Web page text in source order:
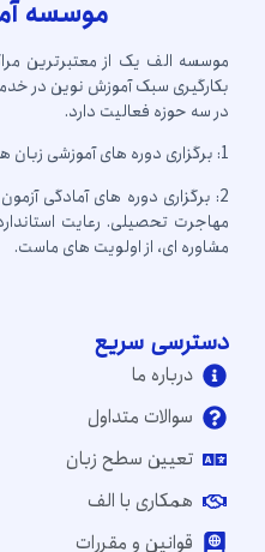
موسسه
موسسه الف یک از معتبرترین
بکارگیری سبک آموزش نوین در
در سه حوزه فعالیت دارد.
1: برگزاری دوره های آموزشی زبان های خارجه
مهاجرت تحصیلی. رعایت
مشاوره ای، از اولویت های ماست.
دسترسی سریع
درباره ما
سوالات متداول
تعیین سطح زبان
همکاری با الف
قوانین و مقررات